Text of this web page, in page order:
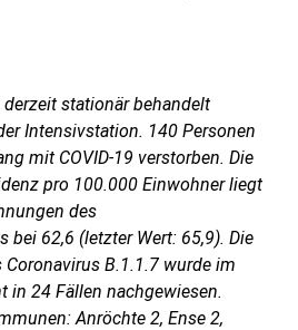
stationär behandelt
Intensivstation. 140 Personen
mit COVID-19 verstorben. Die
pro 100.000 Einwohner liegt
des
bei 62,6 (letzter Wert: 65,9). Die
B.1.1.7 wurde im
in 24 Fällen nachgewiesen.
Anröchte 2, Ense 2,